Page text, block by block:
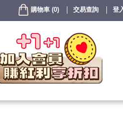
購物車 (0) 交易查詢 登